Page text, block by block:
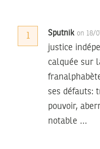
1 Sputnik on 18/
justice
calquée sur
ses défauts:
pouvoir,
notable …